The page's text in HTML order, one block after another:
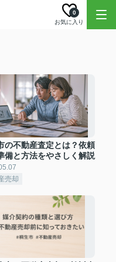
お気に入り
0
の不動産査定とは？依頼
備と方法をやさしく解説
売却